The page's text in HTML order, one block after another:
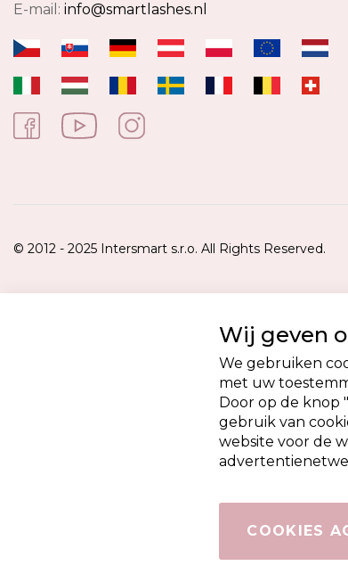
E-mail: info@smartlashes.nl
© 2012 - 2025 Intersmart s.r.o. All Rights Reserved.
Wij geven
We gebruiken
met uw
Door op de knop
gebruik van
website voor de
COOKIES